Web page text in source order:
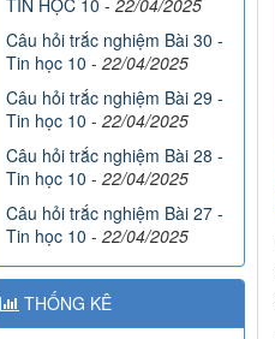
TIN HỌC 10 - 22/04/2025
Câu hỏi trắc nghiệm Bài 30 -
Tin học 10 - 22/04/2025
Câu hỏi trắc nghiệm Bài 29 -
Tin học 10 - 22/04/2025
Câu hỏi trắc nghiệm Bài 28 -
Tin học 10 - 22/04/2025
Câu hỏi trắc nghiệm Bài 27 -
Tin học 10 - 22/04/2025
THỐNG KÊ